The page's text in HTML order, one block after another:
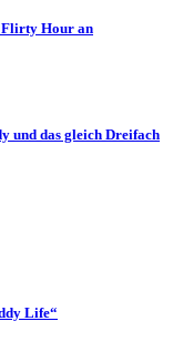
Flirty Hour an
und das gleich Dreifach
Life“